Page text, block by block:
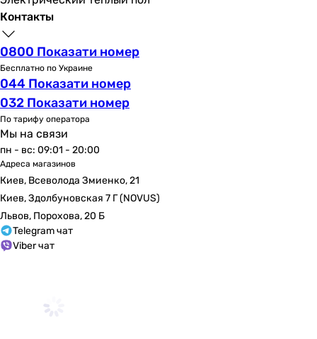
15 Вт
16 Вт
Уровень шума вентилятора
34 дБ
34 дБ
34 дБ
34 дБ
33 дБ
34 дБ
36 дБ
34 дБ
39 дБ
38 дБ
37 дБ
стандартный (от 28 до 35 дБ)
Контакты
0800 Показати номер
Бесплатно по Украине
044 Показати номер
032 Показати номер
По тарифу оператора
Мы на связи
пн - вс: 09:01 - 20:00
Адреса магазинов
Киев, Всеволода Змиенко, 21
Киев, Здолбуновская 7 Г (NOVUS)
Львов, Порохова, 20 Б
Telegram чат
Viber чат